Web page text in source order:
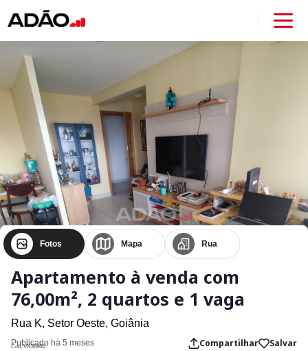
Fotos Mapa Rua
Apartamento à venda com
76,00m², 2 quartos e 1 vaga
Rua K, Setor Oeste, Goiânia
Publicado há 5 meses
Cod. VN36864 Compartilhar Salvar